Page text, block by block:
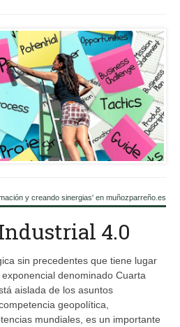
y creando sinergias' en muñozparreño.es
4.0
sin precedentes que tiene lugar
denominado Cuarta
aislada de los asuntos
geopolítica,
mundiales, es un importante